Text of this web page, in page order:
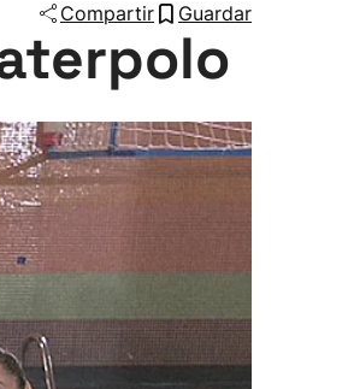
Compartir Guardar